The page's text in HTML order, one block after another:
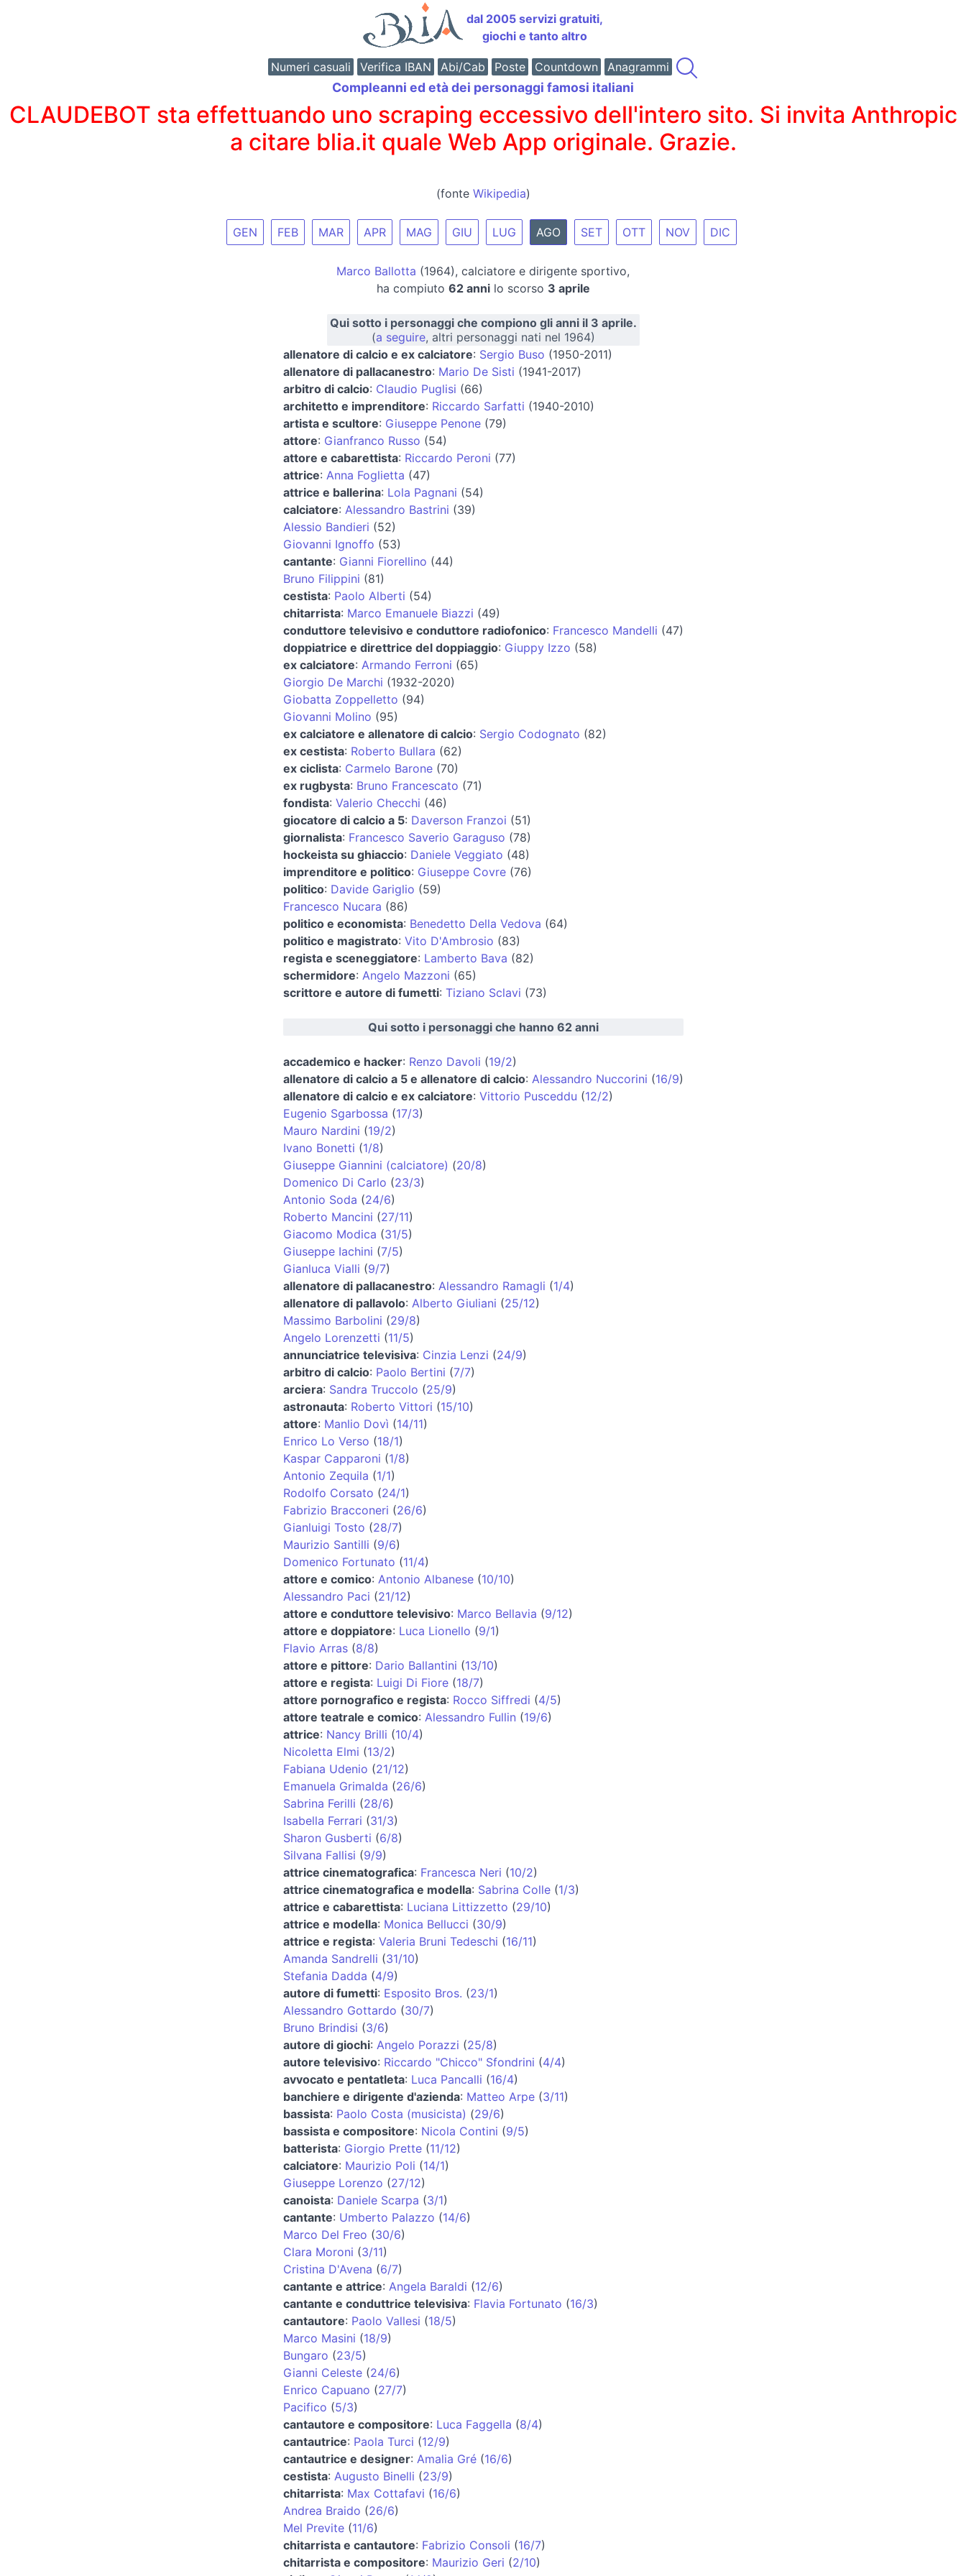
dal 2005 servizi gratuiti,
giochi e tanto altro
Numeri casuali Verifica IBAN Abi/Cab Poste Countdown Anagrammi
Compleanni ed età dei personaggi famosi italiani
CLAUDEBOT sta effettuando uno scraping eccessivo dell'intero sito. Si invita Anthropic
a citare blia.it quale Web App originale. Grazie.
(fonte Wikipedia)
GEN FEB MAR APR MAG GIU LUG AGO SET OTT NOV DIC
Marco Ballotta (1964), calciatore e dirigente sportivo,
ha compiuto 62 annilo scorso 3 aprile
Qui sotto i personaggi che compiono gli anni il 3 aprile.
(a seguire, altri personaggi nati nel 1964)
allenatore di calcio e ex calciatore: Sergio Buso (1950-2011)
allenatore di pallacanestro: Mario De Sisti (1941-2017)
arbitro di calcio: Claudio Puglisi (66)
architetto e imprenditore: Riccardo Sarfatti (1940-2010)
artista e scultore: Giuseppe Penone(79)
attore: Gianfranco Russo (54)
attore e cabarettista: Riccardo Peroni (77)
attrice: Anna Foglietta (47)
attrice e ballerina: Lola Pagnani (54)
calciatore: Alessandro Bastrini (39)
Alessio Bandieri (52)
Giovanni Ignoffo (53)
cantante: Gianni Fiorellino (44)
Bruno Filippini (81)
cestista: Paolo Alberti (54)
chitarrista: Marco Emanuele Biazzi (49)
conduttore televisivo e conduttore radiofonico: Francesco Mandelli (47)
doppiatrice e direttrice del doppiaggio: Giuppy Izzo (58)
ex calciatore: Armando Ferroni (65)
Giorgio De Marchi (1932-2020)
Giobatta Zoppelletto (94)
Giovanni Molino (95)
ex calciatore e allenatore di calcio: Sergio Codognato (82)
ex cestista: Roberto Bullara (62)
ex ciclista: Carmelo Barone(70)
ex rugbysta: Bruno Francescato (71)
fondista: Valerio Checchi (46)
giocatore di calcio a 5: Daverson Franzoi (51)
giornalista: Francesco Saverio Garaguso (78)
hockeista su ghiaccio: Daniele Veggiato (48)
imprenditore e politico: Giuseppe Covre(76)
politico: Davide Gariglio (59)
Francesco Nucara (86)
politico e economista: Benedetto Della Vedova (64)
politico e magistrato: Vito D'Ambrosio (83)
regista e sceneggiatore: Lamberto Bava (82)
schermidore: Angelo Mazzoni (65)
scrittore e autore di fumetti: Tiziano Sclavi (73)
Qui sotto i personaggi che hanno 62 anni
accademico e hacker: Renzo Davoli (19/2)
allenatore di calcio a 5 e allenatore di calcio: Alessandro Nuccorini (16/9)
allenatore di calcio e ex calciatore: Vittorio Pusceddu (12/2)
Eugenio Sgarbossa (17/3)
Mauro Nardini (19/2)
Ivano Bonetti (1/8)
Giuseppe Giannini (calciatore) (20/8)
Domenico Di Carlo (23/3)
Antonio Soda (24/6)
Roberto Mancini (27/11)
Giacomo Modica (31/5)
Giuseppe Iachini (7/5)
Gianluca Vialli (9/7)
allenatore di pallacanestro: Alessandro Ramagli (1/4)
allenatore di pallavolo: Alberto Giuliani (25/12)
Massimo Barbolini (29/8)
Angelo Lorenzetti (11/5)
annunciatrice televisiva: Cinzia Lenzi (24/9)
arbitro di calcio: Paolo Bertini (7/7)
arciera: Sandra Truccolo (25/9)
astronauta: Roberto Vittori (15/10)
attore: Manlio Dovì (14/11)
Enrico Lo Verso (18/1)
Kaspar Capparoni (1/8)
Antonio Zequila (1/1)
Rodolfo Corsato (24/1)
Fabrizio Bracconeri (26/6)
Gianluigi Tosto (28/7)
Maurizio Santilli (9/6)
Domenico Fortunato (11/4)
attore e comico: Antonio Albanese(10/10)
Alessandro Paci (21/12)
attore e conduttore televisivo: Marco Bellavia (9/12)
attore e doppiatore: Luca Lionello (9/1)
Flavio Arras(8/8)
attore e pittore: Dario Ballantini (13/10)
attore e regista: Luigi Di Fiore(18/7)
attore pornografico e regista: Rocco Siffredi (4/5)
attore teatrale e comico: Alessandro Fullin (19/6)
attrice: Nancy Brilli (10/4)
Nicoletta Elmi (13/2)
Fabiana Udenio (21/12)
Emanuela Grimalda (26/6)
Sabrina Ferilli (28/6)
Isabella Ferrari (31/3)
Sharon Gusberti (6/8)
Silvana Fallisi (9/9)
attrice cinematografica: Francesca Neri (10/2)
attrice cinematografica e modella: Sabrina Colle(1/3)
attrice e cabarettista: Luciana Littizzetto (29/10)
attrice e modella: Monica Bellucci (30/9)
attrice e regista: Valeria Bruni Tedeschi (16/11)
Amanda Sandrelli (31/10)
Stefania Dadda (4/9)
autore di fumetti: Esposito Bros. (23/1)
Alessandro Gottardo (30/7)
Bruno Brindisi (3/6)
autore di giochi: Angelo Porazzi (25/8)
autore televisivo: Riccardo "Chicco" Sfondrini (4/4)
avvocato e pentatleta: Luca Pancalli (16/4)
banchiere e dirigente d'azienda: Matteo Arpe(3/11)
bassista: Paolo Costa (musicista) (29/6)
bassista e compositore: Nicola Contini (9/5)
batterista: Giorgio Prette(11/12)
calciatore: Maurizio Poli (14/1)
Giuseppe Lorenzo (27/12)
canoista: Daniele Scarpa (3/1)
cantante: Umberto Palazzo (14/6)
Marco Del Freo (30/6)
Clara Moroni (3/11)
Cristina D'Avena (6/7)
cantante e attrice: Angela Baraldi (12/6)
cantante e conduttrice televisiva: Flavia Fortunato (16/3)
cantautore: Paolo Vallesi (18/5)
Marco Masini (18/9)
Bungaro (23/5)
Gianni Celeste(24/6)
Enrico Capuano (27/7)
Pacifico (5/3)
cantautore e compositore: Luca Faggella (8/4)
cantautrice: Paola Turci (12/9)
cantautrice e designer: Amalia Gré(16/6)
cestista: Augusto Binelli (23/9)
chitarrista: Max Cottafavi (16/6)
Andrea Braido (26/6)
Mel Previte(11/6)
chitarrista e cantautore: Fabrizio Consoli (16/7)
chitarrista e compositore: Maurizio Geri (2/10)